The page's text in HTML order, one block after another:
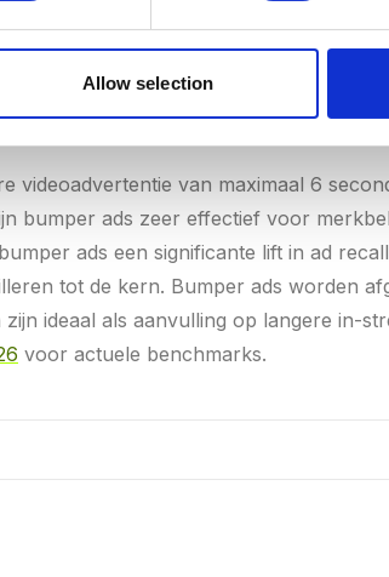
Allow selection
videoadvertentie van maximaal 6
bumper ads zeer effectief voor
ads een significante lift in ad
tot de kern. Bumper ads worden
ideaal als aanvulling op langere in-
voor actuele benchmarks.